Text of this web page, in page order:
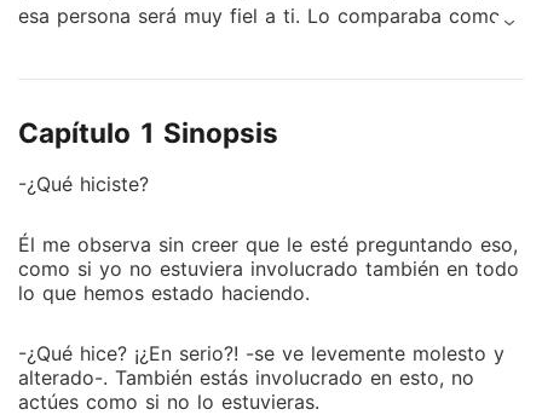
esa persona será muy fiel a ti. Lo comparaba como la
solo. Cuando consigues a la persona indicada parece
Tienen un concepto muy raro de ello, claro está. Lo
Incontables de secretos. Son capaces de llevarse
cada uno de ellos hasta su tumba, fue una promesa
que se hicieron desde niños. ¿Hay confianza?
duda de ello. Confían uno del otro con venda en los
ojos... pero las vendas se caen. Como siempre, no
Capítulo 1 Sinopsis
-¿Qué hiciste?
Él me observa sin creer que le esté preguntando eso,
como si yo no estuviera involucrado también en todo
lo que hemos estado haciendo.
-¿Qué hice? ¡¿En serio?! -se ve levemente molesto y
alterado-. También estás involucrado en esto, no
actúes como si no lo estuvieras.